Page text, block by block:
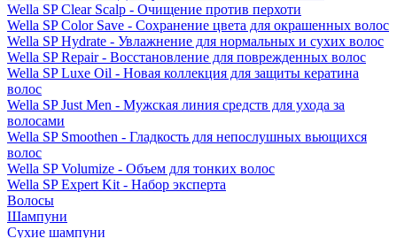
Wella SP Clear Scalp - Очищение против перхоти
Wella SP Color Save - Сохранение цвета для окрашенных волос
Wella SP Hydrate - Увлажнение для нормальных и сухих волос
Wella SP Repair - Восстановление для поврежденных волос
Wella SP Luxe Oil - Новая коллекция для защиты кератина
волос
Wella SP Just Men - Мужская линия средств для ухода за
волосами
Wella SP Smoothen - Гладкость для непослушных вьющихся
волос
Wella SP Volumize - Объем для тонких волос
Wella SP Expert Kit - Набор эксперта
Волосы
Шампуни
Сухие шампуни